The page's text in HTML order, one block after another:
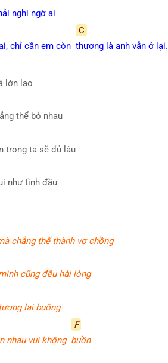
nghi ngờ ai
chỉ cần em còn
C
thương là anh vẫn ở lại.
lớn lao
thể bỏ nhau
trong ta sẽ đủ lâu
như tình đầu
chẳng thể thành vợ chồng
cũng đều hài lòng
lai buông
nhau vui không
F
buồn